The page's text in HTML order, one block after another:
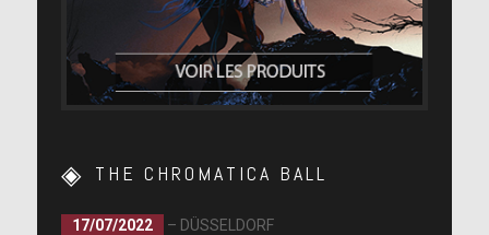
THE CHROMATICA BALL
17/07/2022
– DÜSSELDORF